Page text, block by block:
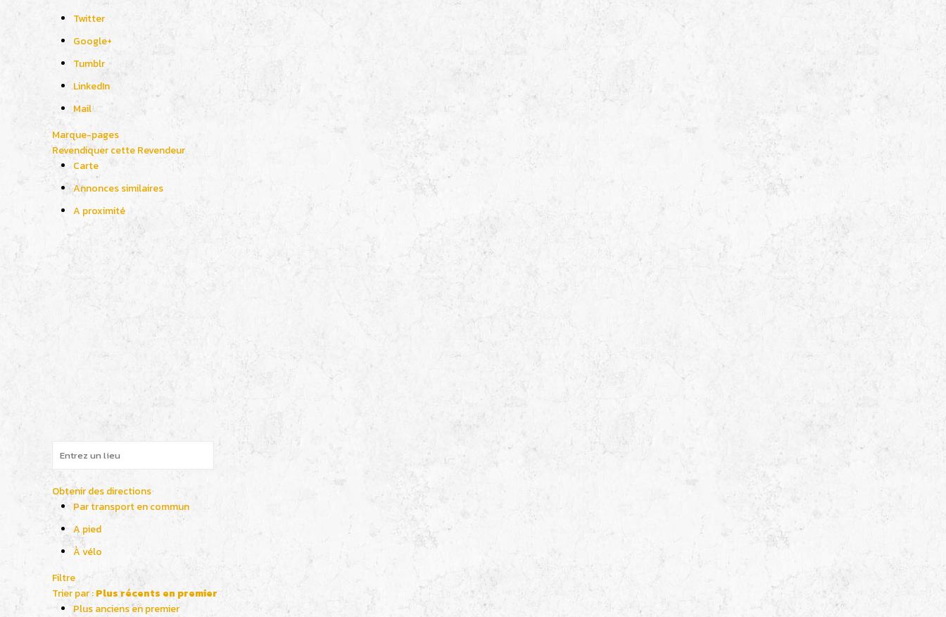
Twitter
Google+
Tumblr
LinkedIn
Mail
Marque-pages
Revendiquer cette Revendeur
Carte
Annonces similaires
A proximité
Obtenir des directions
Par transport en commun
A pied
À vélo
Filtre
Trier par :Plus récents en premier
Plus anciens en premier